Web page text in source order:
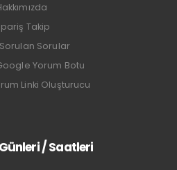
Takip
Sorulan Sorular
Yorum Botu
Linki Oluşturucu
/ Saatleri